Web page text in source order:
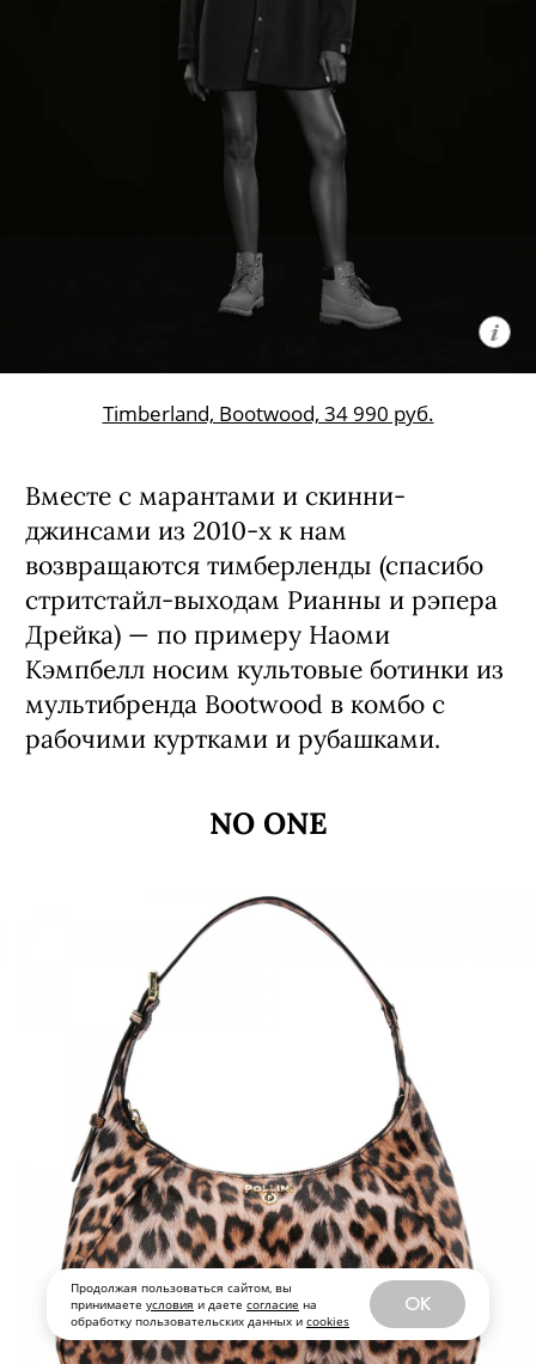
Продолжая пользоваться сайтом, вы
принимаете условия и даете согласие на
обработку пользовательских данных и cookies
OK
Timberland, Bootwood, 34 990 руб.
Вместе с марантами и скинни-
возвращаются тимберленды (спасибо
стритстайл-выходам Рианны и рэпера
Кэмпбелл носим культовые ботинки из
мультибренда Bootwood в комбо с
рабочими куртками и рубашками.